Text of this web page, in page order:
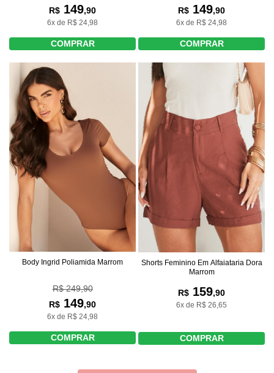
R$ 149,90
6x de R$ 24,98
COMPRAR
R$ 149,90
6x de R$ 24,98
COMPRAR
Body Ingrid Poliamida Marrom
R$ 249,90
R$ 149,90
6x de R$ 24,98
COMPRAR
Shorts Feminino Em Alfaiataria Dora
Marrom
R$ 159,90
6x de R$ 26,65
COMPRAR